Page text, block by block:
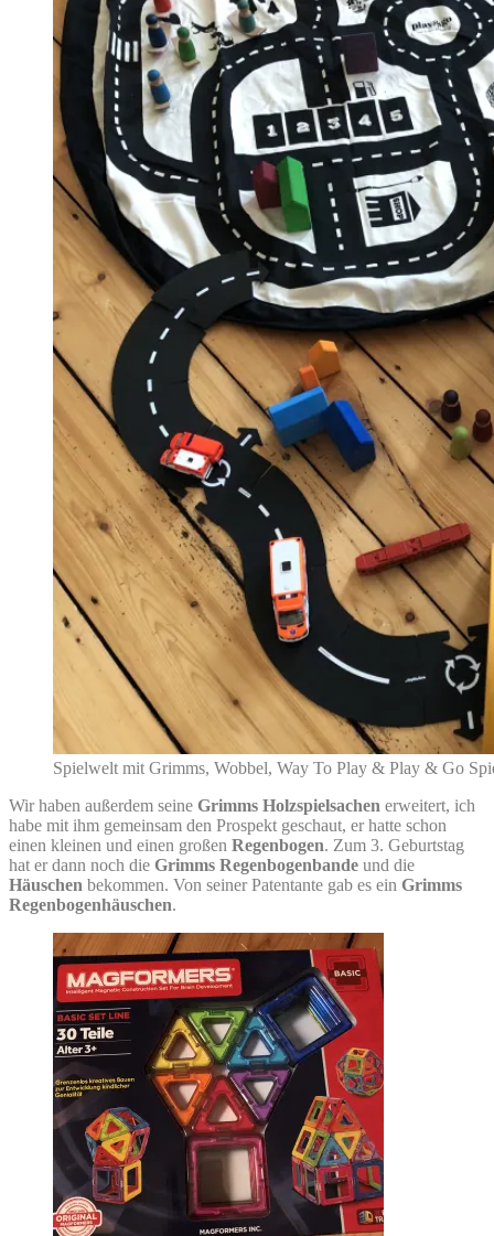
Spielwelt mit Grimms, Wobbel, Way To Play & Play & Go
Wir haben außerdem seine Grimms Holzspielsachen erweitert, ich
habe mit ihm gemeinsam den Prospekt geschaut, er hatte schon
einen kleinen und einen großen Regenbogen. Zum 3. Geburtstag
hat er dann noch die Grimms Regenbogenbande und die
Häuschen bekommen. Von seiner Patentante gab es ein Grimms
Regenbogenhäuschen.